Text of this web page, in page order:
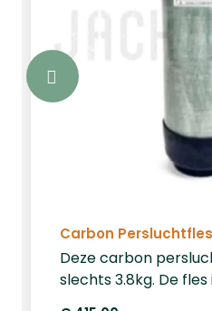
Carbon
Deze carbon
slechts 3.8kg. De